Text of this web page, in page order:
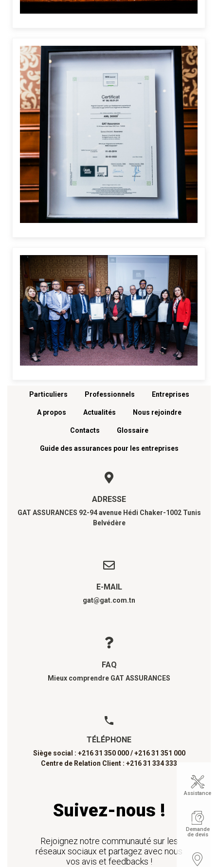
Menu footer
Particuliers Professionnels Entreprises
A propos Actualités Nous rejoindre
Contacts Glossaire
Guide des assurances pour les entreprises
ADRESSE
GAT ASSURANCES 92-94 avenue Hédi Chaker-1002 Tunis
Belvédère
E-MAIL
gat@gat.com.tn
FAQ
Mieux comprendre GAT ASSURANCES
TÉLÉPHONE
Siège social : +216 31 350 000 / +216 31 351 000
Centre de Relation Client : +216 31 334 333
Suivez-nous !
Rejoignez notre communauté sur les
réseaux sociaux et partagez avec nous
vos avis et feedbacks !
Assistance
Demande
de devis